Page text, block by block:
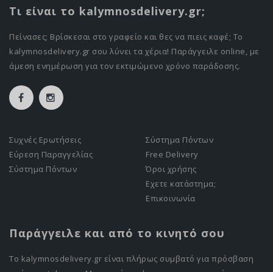
Τι είναι το kalymnosdelivery.gr;
Πείνασες; Βρίσκεσαι στο γραφείο και θες να πιεις καφέ; Το
kalymnosdelivery.gr σου λύνει τα χέρια! Παράγγειλε online, με
άμεση ενημέρωση για τον εκτιμώμενο χρόνο παράδοσης.
Συχνές Ερωτήσεις
Εύρεση Παραγγελίας
Σύστημα Πόντων
Σύστημα Πόντων
Free Delivery
Όροι χρήσης
Εχετε κατάστημα;
Επικοινωνία
Παράγγειλε και από το κινητό σου
Το kalymnosdelivery.gr είναι πλήρως συμβατό για πρόσβαση